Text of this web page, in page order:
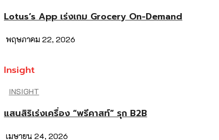
Lotus’s App เร่งเกม Grocery On-Demand
พฤษภาคม 22, 2026
Insight
INSIGHT
แสนสิริเร่งเครื่อง “พรีคาสท์” รุก B2B
เมษายน 24, 2026